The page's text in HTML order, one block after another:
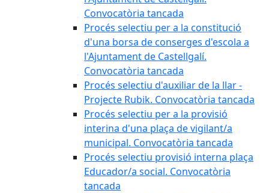
Convocatòria tancada
Procés selectiu per a la constitució
d'una borsa de conserges d'escola a
l'Ajuntament de Castellgalí.
Convocatòria tancada
Procés selectiu d'auxiliar de la llar -
Projecte Rubik. Convocatòria tancada
Procés selectiu per a la provisió
interina d'una plaça de vigilant/a
municipal. Convocatòria tancada
Procés selectiu provisió interna plaça
Educador/a social. Convocatòria
tancada